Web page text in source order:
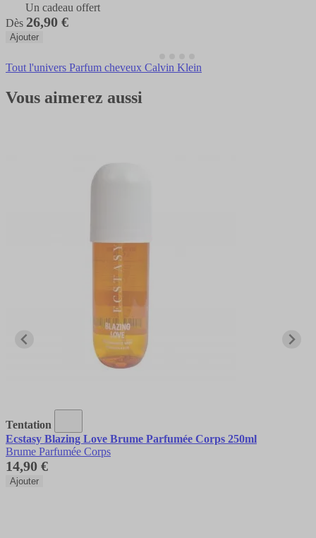
Un cadeau offert
Dès 26,90 €
Ajouter
Tout l'univers Parfum cheveux Calvin Klein
Vous aimerez aussi
Tentation
Ecstasy Blazing Love Brume Parfumée Corps 250ml
Brume Parfumée Corps
14,90 €
Ajouter